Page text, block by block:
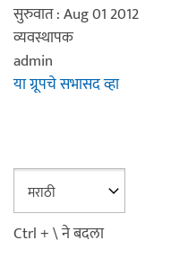
सुरुवात : Aug 01 2012
व्यवस्थापक
admin
या ग्रूपचे सभासद व्हा
Ctrl + \ ने बदला